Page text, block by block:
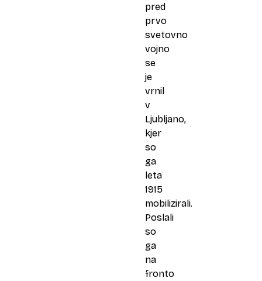
pred
prvo
svetovno
vojno
se
je
vrnil
v
Ljubljano,
kjer
so
ga
leta
1915
mobilizirali.
Poslali
so
ga
na
fronto